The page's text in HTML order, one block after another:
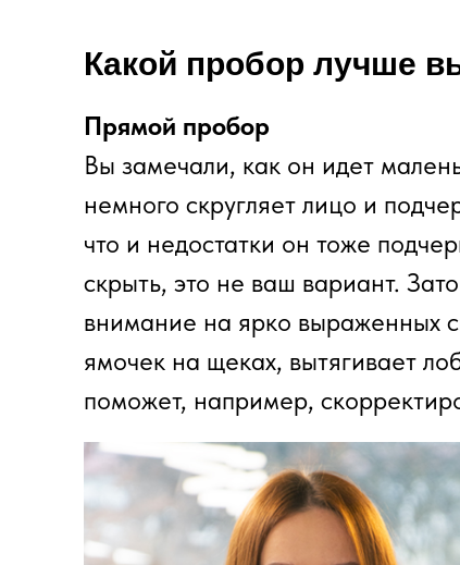
Какой пробор лучше
Прямой пробор
Вы замечали, как он идет
немного скругляет лицо и
что и недостатки он тоже
скрыть, это не ваш вариант.
внимание на ярко выраженных
ямочек на щеках, вытягивает
поможет, например,